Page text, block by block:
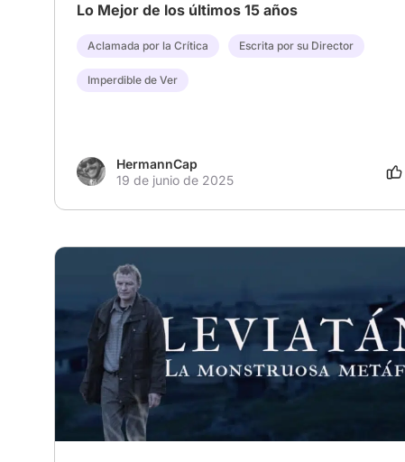
Lo Mejor de los últimos 15 años
Aclamada por la Crítica Escrita por su Director
Imperdible de Ver
HermannCap
19 de junio de 2025
# Thriller # Drama # Familia